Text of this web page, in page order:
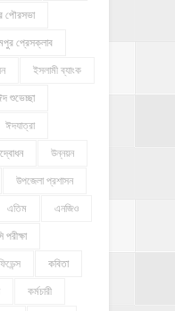
পৌরসভা
প্রেসক্লাব
ইসলামী ব্যাংক
শুভেচ্ছা
ঈদযাত্রা
উন্নয়ন
উপজেলা প্রশাসন
এতিম এনজিও
কবিতা
কর্মচারী